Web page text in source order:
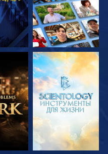
СМОТРЕТЬ
ПЕРЕДАЧИ